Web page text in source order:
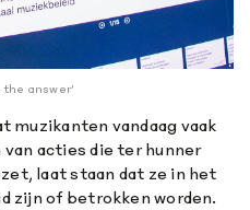
answer’
muzikanten vandaag vaak
acties die ter hunner
laat staan dat ze in het
zijn of betrokken worden.